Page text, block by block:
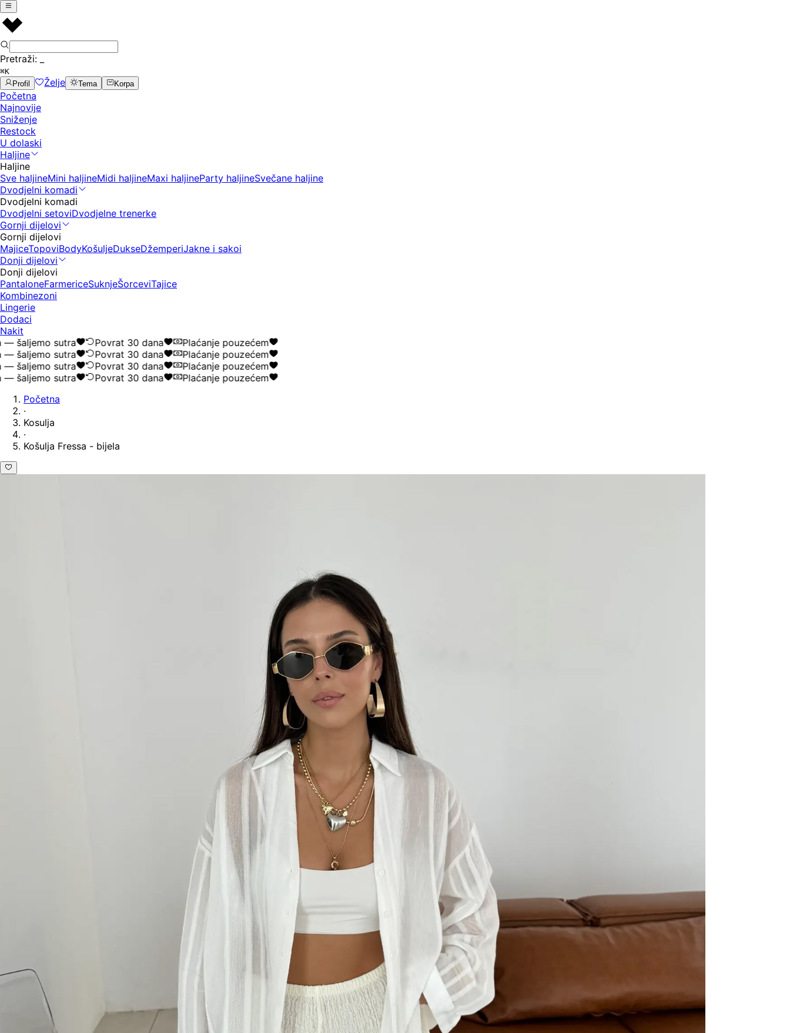
Pretraži:
⌘K
Profil
Želje Tema Korpa
Početna
Najnovije
Sniženje
Restock
U dolaski
Haljine
Haljine
Sve haljineMini haljineMidi haljineMaxi haljineParty haljineSvečane haljine
Dvodjelni komadi
Dvodjelni komadi
Dvodjelni setoviDvodjelne trenerke
Gornji dijelovi
Gornji dijelovi
MajiceTopoviBodyKošuljeDukseDžemperiJakne i sakoi
Donji dijelovi
Donji dijelovi
PantaloneFarmericeSuknjeŠorceviTajice
Kombinezoni
Lingerie
Dodaci
Nakit
sutra
Povrat 30 dana
Plaćanje pouzećem
sutra
Povrat 30 dana
Plaćanje pouzećem
sutra
Povrat 30 dana
Plaćanje pouzećem
sutra
Povrat 30 dana
Plaćanje pouzećem
Početna
·
Kosulja
·
Košulja Fressa - bijela